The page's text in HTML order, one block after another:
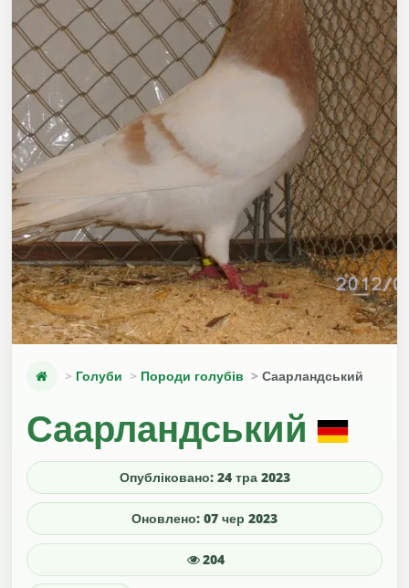
Голуби Породи голубів Саарландський
Саарландський
Опубліковано: 24 тра 2023
Оновлено: 07 чер 2023
204